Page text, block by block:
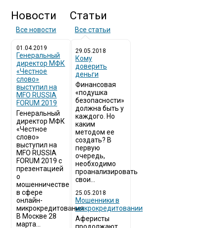
Новости
Все новости
01.04.2019
Генеральный
директор МФК
«Честное
слово»
выступил на
MFO RUSSIA
FORUM 2019
Генеральный
директор МФК
«Честное
слово»
выступил на
MFO RUSSIA
FORUM 2019 с
презентацией
о
мошенничестве
в сфере
онлайн-
микрокредитования
В Москве 28
марта...
Статьи
Все статьи
29.05.2018
Кому
доверить
деньги
Финансовая
«подушка
безопасности»
должна быть у
каждого. Но
каким
методом ее
создать? В
первую
очередь,
необходимо
проанализировать
свои...
25.05.2018
Мошенники в
микрокредитовании
Аферисты